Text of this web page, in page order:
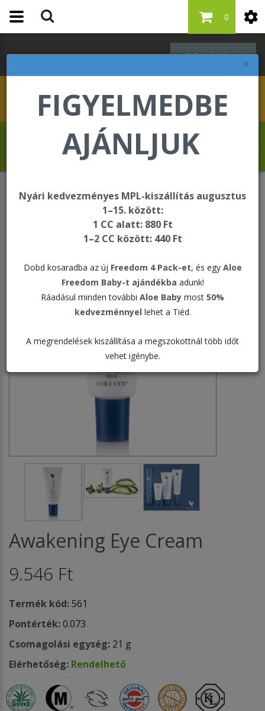
×
FIGYELMEDBE
AJÁNLJUK
Nyári kedvezményes MPL-kiszállítás augusztus
1–15. között:
1 CC alatt: 880 Ft
1–2 CC között: 440 Ft
Dobd kosaradba az új Freedom 4 Pack-et, és egy Aloe
Freedom Baby-t ajándékba adunk!
Ráadásul minden további Aloe Baby most 50%
kedvezménnyel lehet a Tiéd.
A megrendelések kiszállítása a megszokottnál több időt
vehet igénybe.
Bejelentkezés
0
Revelat Jean Baptiste üdvözli Önt a
Forever Living internetes áruházában!
Bőrápolás - Targeted Skincare
Awakening Eye Cream
Awakening Eye Cream
9.546 Ft
Termék kód: 561
Pontérték:0.073
Csomagolási egység: 21 g
Elérhetőség: Rendelhető